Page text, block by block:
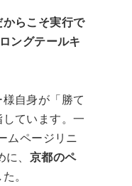
らこそ実行で
ングテールキ
自身が「勝て
ています。一
ムページリニ
、 京都のペ
。